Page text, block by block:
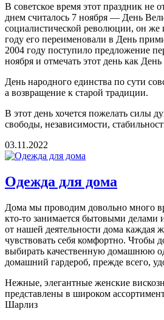
В советское время этот праздник не
днем считалось 7 ноября — День
социалистической революции, он
году его переименовали в День
2004 году поступило предложение
ноября и отмечать этот день как
День народного единства по сути
а возвращение к старой традиции.
В этот день хочется пожелать силы
свободы, независимости,
03.11.2022
Одежда для дома
Дома мы проводим довольно много
кто-то занимается бытовыми делами
от нашей деятельности дома каждая
чувствовать себя комфортно. Чтобы
выбирать качественную домашнюю
домашний гардероб, прежде всего,
Нежные, элегантные женские
представлены в широком
Шарлиз